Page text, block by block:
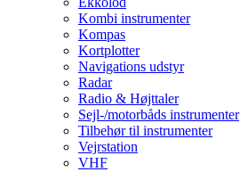
Kombi instrumenter
Kompas
Kortplotter
Navigations udstyr
Radar
Radio & Højttaler
Sejl-/motorbåds instrumenter
Tilbehør til instrumenter
Vejrstation
VHF